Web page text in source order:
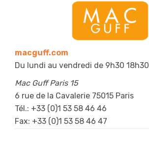
macguff.com
Du lundi au vendredi de 9h30 18h30
Mac Guff Paris 15
6 rue de la Cavalerie 75015 Paris
Tél.: +33 (0)1 53 58 46 46
Fax: +33 (0)1 53 58 46 47